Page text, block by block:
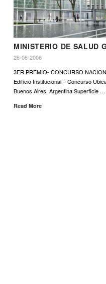
MINISTERIO DE SALUD
26-06-2006
3ER PREMIO- CONCURSO
Edificio Institucional – Concurso
Buenos Aires, Argentina Superficie …
Read More